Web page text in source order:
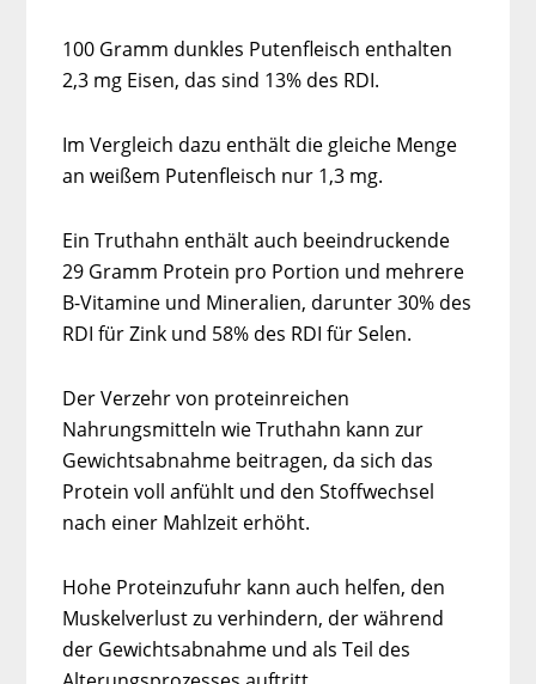
100 Gramm dunkles Putenfleisch enthalten
2,3 mg Eisen, das sind 13% des RDI.
Im Vergleich dazu enthält die gleiche Menge
an weißem Putenfleisch nur 1,3 mg.
Ein Truthahn enthält auch beeindruckende
29 Gramm Protein pro Portion und mehrere
B-Vitamine und Mineralien, darunter 30% des
RDI für Zink und 58% des RDI für Selen.
Der Verzehr von proteinreichen
Nahrungsmitteln wie Truthahn kann zur
Gewichtsabnahme beitragen, da sich das
Protein voll anfühlt und den Stoffwechsel
nach einer Mahlzeit erhöht.
Hohe Proteinzufuhr kann auch helfen, den
Muskelverlust zu verhindern, der während
der Gewichtsabnahme und als Teil des